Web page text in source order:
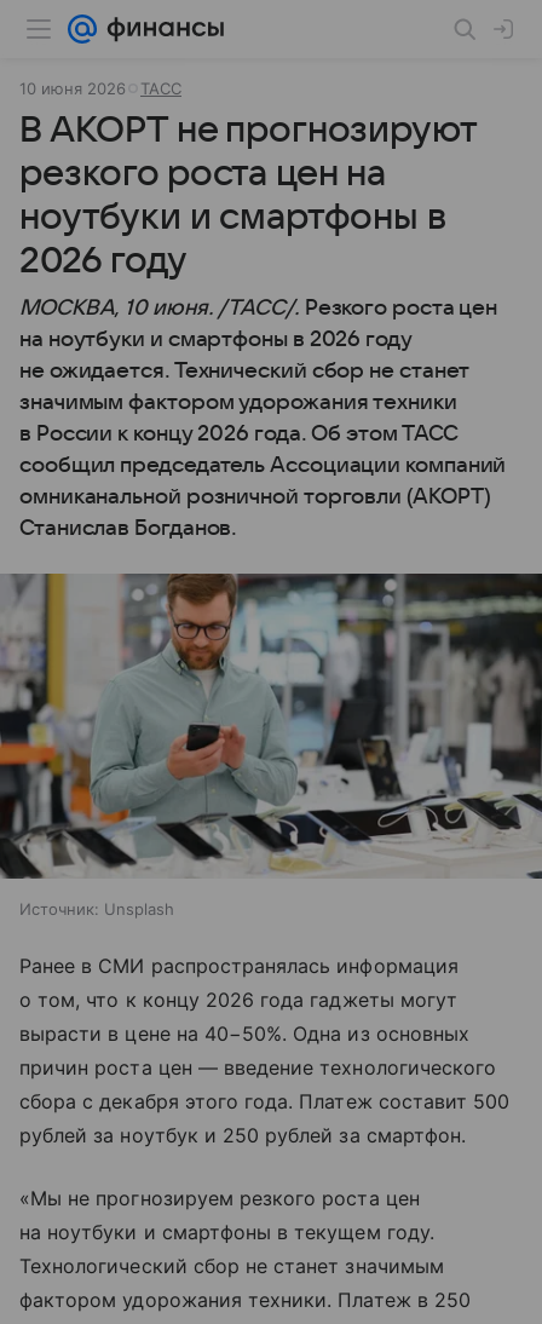
10 июня 2026 ТАСС
В АКОРТ не прогнозируют
резкого роста цен на
ноутбуки и смартфоны в
2026 году
МОСКВА, 10 июня. /ТАСС/. Резкого роста цен
на ноутбуки и смартфоны в 2026 году
не ожидается. Технический сбор не станет
значимым фактором удорожания техники
в России к концу 2026 года. Об этом ТАСС
сообщил председатель Ассоциации компаний
омниканальной розничной торговли (АКОРТ)
Станислав Богданов.
Источник: Unsplash
Ранее в СМИ распространялась информация
о том, что к концу 2026 года гаджеты могут
вырасти в цене на 40−50%. Одна из основных
причин роста цен — введение технологического
сбора с декабря этого года. Платеж составит 500
рублей за ноутбук и 250 рублей за смартфон.
«Мы не прогнозируем резкого роста цен
на ноутбуки и смартфоны в текущем году.
Технологический сбор не станет значимым
фактором удорожания техники. Платеж в 250